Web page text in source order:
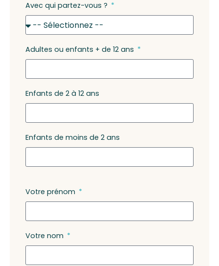
Avec qui partez-vous ?
Adultes ou enfants + de 12 ans
Enfants de 2 à 12 ans
Enfants de moins de 2 ans
Votre prénom
Votre nom